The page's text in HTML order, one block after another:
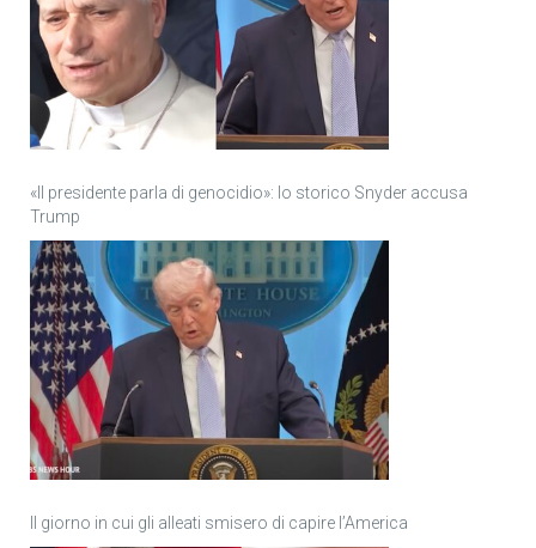
«Il presidente parla di genocidio»: lo storico Snyder accusa
Trump
Il giorno in cui gli alleati smisero di capire l’America